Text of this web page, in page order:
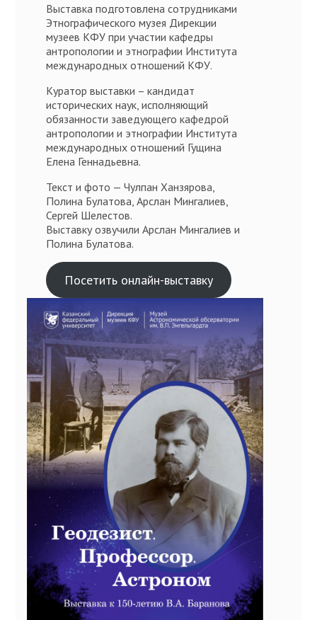
Выставка подготовлена сотрудниками
Этнографического музея Дирекции
музеев КФУ при участии кафедры
антропологии и этнографии Института
международных отношений КФУ.
Куратор выставки – кандидат
исторических наук, исполняющий
обязанности заведующего кафедрой
антропологии и этнографии Института
международных отношений Гущина
Елена Геннадьевна.
Текст и фото — Чулпан Ханзярова,
Полина Булатова, Арслан Мингалиев,
Сергей Шелестов.
Выставку озвучили Арслан Мингалиев и
Полина Булатова.
Посетить онлайн-выставку